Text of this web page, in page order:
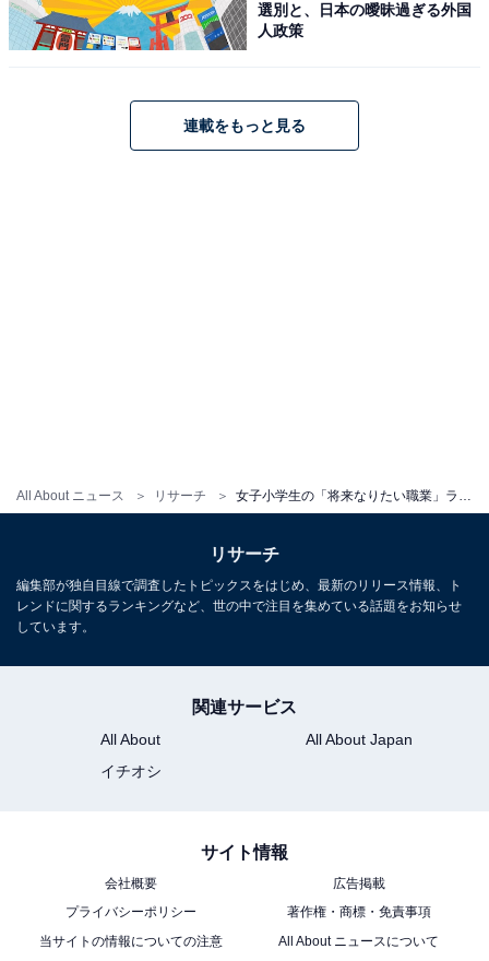
All About ニュース リサーチ 女子小学生の「将来なりたい職業」ランキング！ 同率2位は「美容師」と「看護師」、では1位は？
選別と、日本の曖昧過ぎる外国
人政策
連載をもっと見る
リサーチ
編集部が独自目線で調査したトピックスをはじめ、最新のリリース情報、ト
レンドに関するランキングなど、世の中で注目を集めている話題をお知らせ
しています。
関連サービス
All About
All About Japan
イチオシ
サイト情報
会社概要
広告掲載
プライバシーポリシー
著作権・商標・免責事項
当サイトの情報についての注意
All About ニュースについて